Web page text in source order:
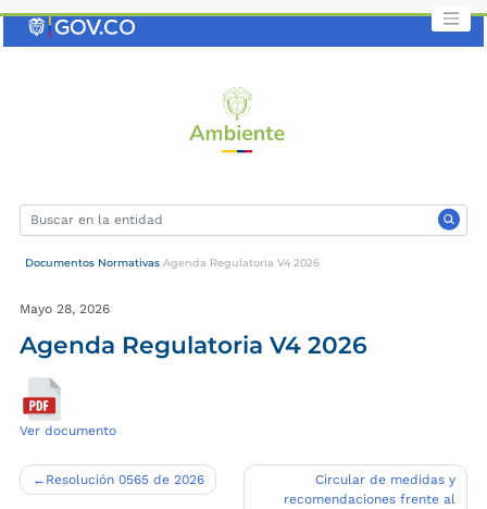
Documentos Normativas Agenda Regulatoria V4 2026
Mayo 28, 2026
Agenda Regulatoria V4 2026
Ver documento
Navegación
Resolución 0565 de 2026
Circular de medidas y
recomendaciones frente al